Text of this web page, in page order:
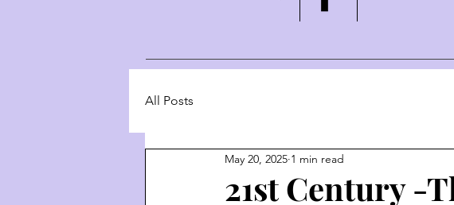
All Posts
21st Century -
May 20, 2025 1 min read